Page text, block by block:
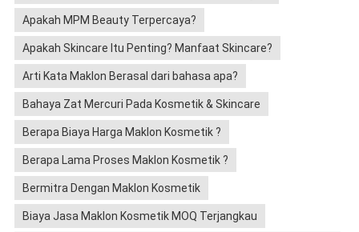
Apakah MPM Beauty Terpercaya?
Apakah Skincare Itu Penting? Manfaat Skincare?
Arti Kata Maklon Berasal dari bahasa apa?
Bahaya Zat Mercuri Pada Kosmetik & Skincare
Berapa Biaya Harga Maklon Kosmetik ?
Berapa Lama Proses Maklon Kosmetik ?
Bermitra Dengan Maklon Kosmetik
Biaya Jasa Maklon Kosmetik MOQ Terjangkau